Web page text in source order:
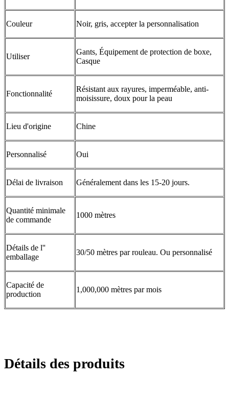
Couleur Noir, gris, accepter la personnalisation
Utiliser
Gants, Équipement de protection de boxe,
Casque
Fonctionnalité
Résistant aux rayures, imperméable, anti-
moisissure, doux pour la peau
Lieu d'origine Chine
Personnalisé Oui
Délai de livraison Généralement dans les 15-20 jours.
Quantité minimale
de commande
1000 mètres
Détails de l''
emballage
30/50 mètres par rouleau. Ou personnalisé
Capacité de
production
1,000,000 mètres par mois
Détails des produits